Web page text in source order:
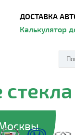
ДОСТАВКА
Калькулятор